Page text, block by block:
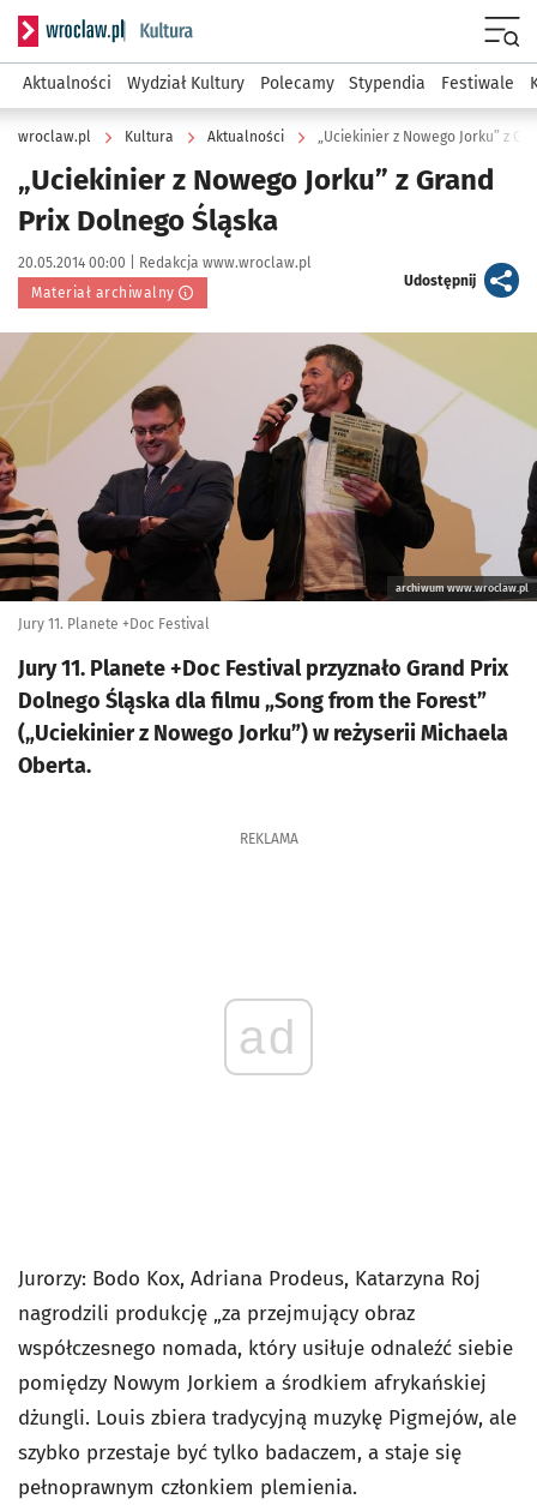
Serwis informacyjny wroclaw.pl podserwis: Kultura
Aktualności Wydział Kultury Polecamy Stypendia Festiwale
wroclaw.pl Kultura Aktualności „Uciekinier z Nowego Jorku” z
„Uciekinier z Nowego Jorku” z Grand
Prix Dolnego Śląska
Data publikacji:
20.05.2014 00:00 | Autor:
Redakcja www.wroclaw.pl
Materiał archiwalny
Udostępnijartykuł
Kliknij, aby powiększyć
archiwum www.wroclaw.pl
Jury 11. Planete +Doc Festival
Jury 11. Planete +Doc Festival przyznało Grand Prix
Dolnego Śląska dla filmu „Song from the Forest”
(„Uciekinier z Nowego Jorku”) w reżyserii Michaela
Oberta.
REKLAMA
ad
Jurorzy: Bodo Kox, Adriana Prodeus, Katarzyna Roj
nagrodzili produkcję „za przejmujący obraz
współczesnego nomada, który usiłuje odnaleźć siebie
pomiędzy Nowym Jorkiem a środkiem afrykańskiej
dżungli. Louis zbiera tradycyjną muzykę Pigmejów, ale
szybko przestaje być tylko badaczem, a staje się
pełnoprawnym członkiem plemienia.